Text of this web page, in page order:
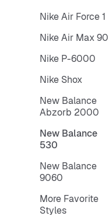
Nike Air Force 1
Nike Air Max 90
Nike P-6000
Nike Shox
New Balance
Abzorb 2000
New Balance
530
New Balance
9060
More Favorite
Styles